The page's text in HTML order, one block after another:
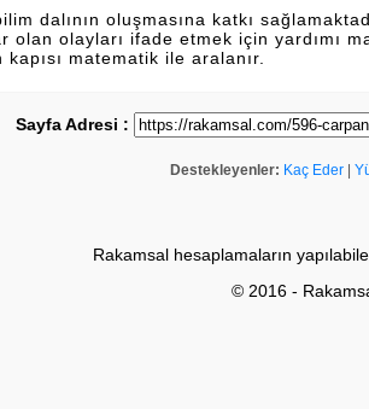
dalının oluşmasına katkı
olan olayları ifade etmek için yardımı
kapısı matematik ile aralanır.
Sayfa Adresi :
Destekleyenler: Kaç Eder
Rakamsal hesaplamaların
© 2016 -